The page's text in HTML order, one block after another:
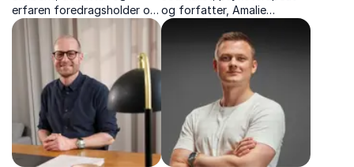
erfaren foredragsholder om
politik, samfund, ligestilling
og offentlig debat, der
åbner for refleksion og
nødvendig dialog.
og forfatter, Amalie
Mathiassen, taler ærligt og
stærkt om svigt, dobbeltliv
og vejen tilbage.